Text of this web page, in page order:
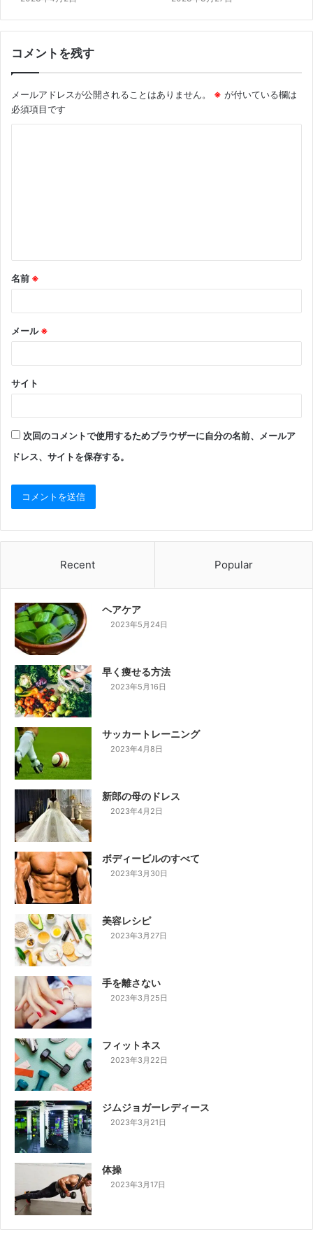
コメントを残す
メールアドレスが公開されることはありません。 ※ が付いている欄は
必須項目です
名前 ※
メール※
サイト
次回のコメントで使用するためブラウザーに自分の名前、メールア
ドレス、サイトを保存する。
Recent Popular
ヘアケア
2023年5月24日
早く痩せる方法
2023年5月16日
サッカートレーニング
2023年4月8日
新郎の母のドレス
2023年4月2日
ボディービルのすべて
2023年3月30日
美容レシピ
2023年3月27日
手を離さない
2023年3月25日
フィットネス
2023年3月22日
ジムジョガーレディース
2023年3月21日
体操
2023年3月17日